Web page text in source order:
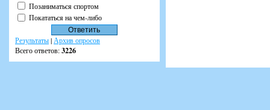
Позаниматься спортом
Покататься на чем-либо
Результаты| Архив опросов
Всего ответов:3226